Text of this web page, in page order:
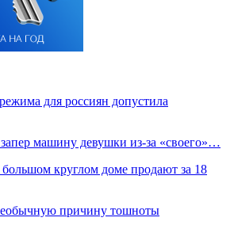
для россиян допустила
машину девушки из‑за «своего»…
круглом доме продают за 18
причину тошноты